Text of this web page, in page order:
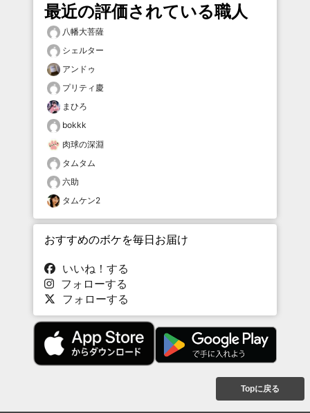
最近の評価されている職人
八幡大菩薩
シェルター
アンドゥ
プリティ慶
まひろ
bokkk
肉球の深淵
タムタム
六助
タムケン2
おすすめのボケを毎日お届け
いいね！する
フォローする
フォローする
Topに戻る